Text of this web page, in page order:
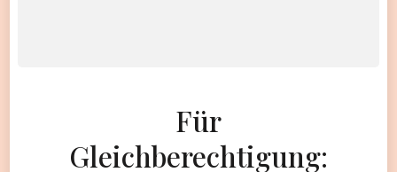
Für
Gleichberechtigung: